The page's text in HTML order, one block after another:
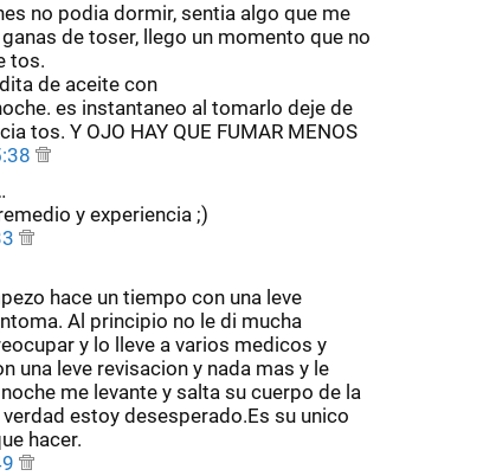
no podia dormir, sentia algo que me
de toser, llego un momento que no
tos.
de aceite con
es instantaneo al tomarlo deje de
tos. Y OJO HAY QUE FUMAR MENOS
y experiencia ;)
hace un tiempo con una leve
Al principio no le di mucha
y lo lleve a varios medicos y
una leve revisacion y nada mas y le
me levante y salta su cuerpo de la
estoy desesperado.Es su unico
hacer.